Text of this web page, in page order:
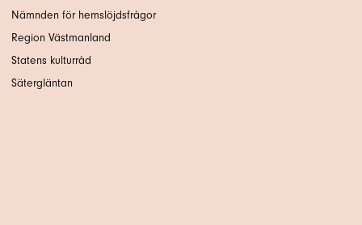
Nämnden för hemslöjdsfrågor
Region Västmanland
Statens kulturråd
Sätergläntan